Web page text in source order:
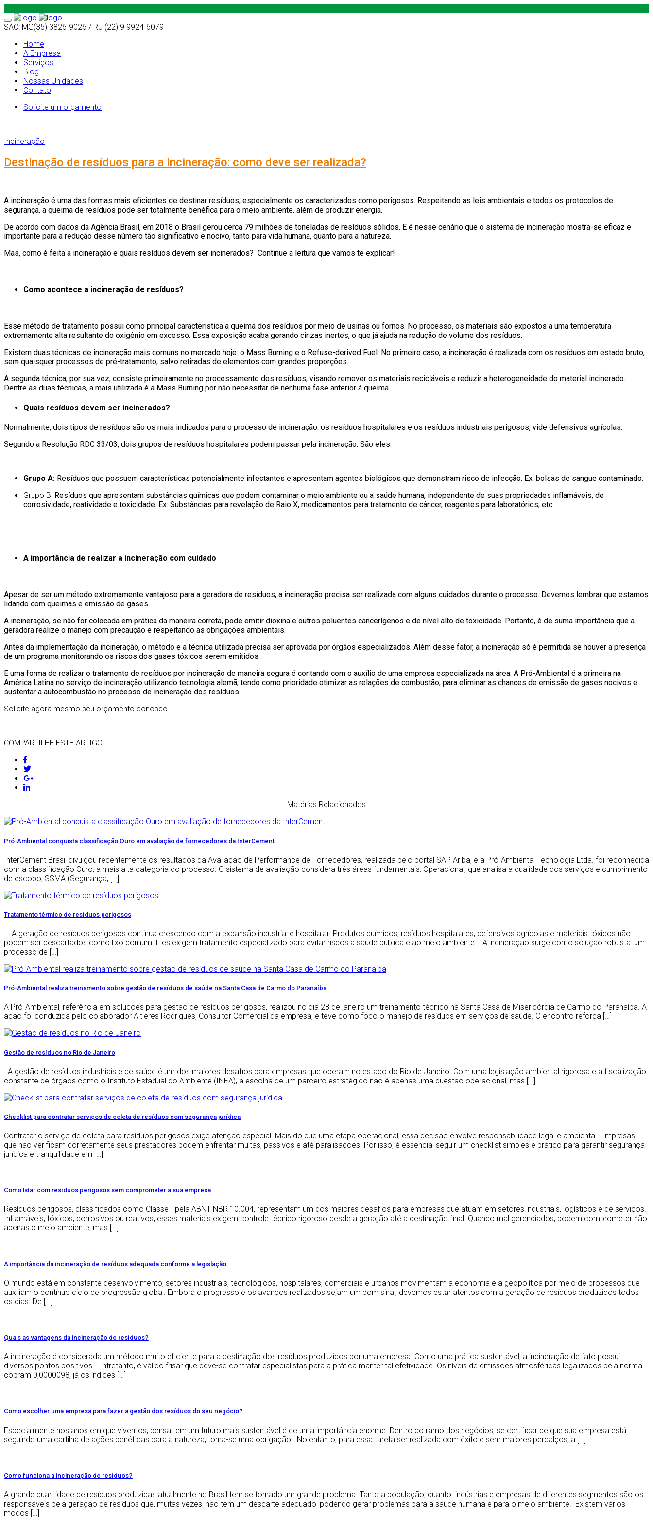
Toggle
navigation
SAC: MG(35) 3826-9026 / RJ (22) 9 9924-6079
Home
A Empresa
Serviços
Blog
Nossas Unidades
Contato
Solicite um orçamento
Incineração
Destinação de resíduos para a incineração: como deve ser realizada?
A incineração é uma das formas mais eficientes de destinar resíduos, especialmente os caracterizados como perigosos. Respeitando as leis ambientais e todos os protocolos de
segurança, a queima de resíduos pode ser totalmente benéfica para o meio ambiente, além de produzir energia.
De acordo com dados da Agência Brasil, em 2018 o Brasil gerou cerca 79 milhões de toneladas de resíduos sólidos. E é nesse cenário que o sistema de incineração mostra-se eficaz e
importante para a redução desse número tão significativo e nocivo, tanto para vida humana, quanto para a natureza.
Mas, como é feita a incineração e quais resíduos devem ser incinerados? Continue a leitura que vamos te explicar!
Como acontece a incineração de resíduos?
Esse método de tratamento possui como principal característica a queima dos resíduos por meio de usinas ou fornos. No processo, os materiais são expostos a uma temperatura
extremamente alta resultante do oxigênio em excesso. Essa exposição acaba gerando cinzas inertes, o que já ajuda na redução de volume dos resíduos.
Existem duas técnicas de incineração mais comuns no mercado hoje: o Mass Burning e o Refuse-derived Fuel. No primeiro caso, a incineração é realizada com os resíduos em estado bruto,
sem quaisquer processos de pré-tratamento, salvo retiradas de elementos com grandes proporções.
A segunda técnica, por sua vez, consiste primeiramente no processamento dos resíduos, visando remover os materiais recicláveis e reduzir a heterogeneidade do material incinerado.
Dentre as duas técnicas, a mais utilizada é a Mass Burning por não necessitar de nenhuma fase anterior à queima.
Quais resíduos devem ser incinerados?
Normalmente, dois tipos de resíduos são os mais indicados para o processo de incineração: os resíduos hospitalares e os resíduos industriais perigosos, vide defensivos agrícolas.
Segundo a Resolução RDC 33/03, dois grupos de resíduos hospitalares podem passar pela incineração. São eles:
Grupo A: Resíduos que possuem características potencialmente infectantes e apresentam agentes biológicos que demonstram risco de infecção. Ex: bolsas de sangue contaminado.
Grupo B: Resíduos que apresentam substâncias químicas que podem contaminar o meio ambiente ou a saúde humana, independente de suas propriedades inflamáveis, de
corrosividade, reatividade e toxicidade. Ex: Substâncias para revelação de Raio X, medicamentos para tratamento de câncer, reagentes para laboratórios, etc.
A importância de realizar a incineração com cuidado
Apesar de ser um método extremamente vantajoso para a geradora de resíduos, a incineração precisa ser realizada com alguns cuidados durante o processo. Devemos lembrar que estamos
lidando com queimas e emissão de gases.
A incineração, se não for colocada em prática da maneira correta, pode emitir dioxina e outros poluentes cancerígenos e de nível alto de toxicidade. Portanto, é de suma importância que a
geradora realize o manejo com precaução e respeitando as obrigações ambientais.
Antes da implementação da incineração, o método e a técnica utilizada precisa ser aprovada por órgãos especializados. Além desse fator, a incineração só é permitida se houver a presença
de um programa monitorando os riscos dos gases tóxicos serem emitidos.
E uma forma de realizar o tratamento de resíduos por incineração de maneira segura é contando com o auxílio de uma empresa especializada na área. A Pró-Ambiental é a primeira na
América Latina no serviço de incineração utilizando tecnologia alemã, tendo como prioridade otimizar as relações de combustão, para eliminar as chances de emissão de gases nocivos e
sustentar a autocombustão no processo de incineração dos resíduos.⠀
Solicite agora mesmo seu orçamento conosco.
COMPARTILHE ESTE ARTIGO
Matérias Relacionados
Pró-Ambiental conquista classificação Ouro em avaliação de fornecedores da InterCement
InterCement Brasil divulgou recentemente os resultados da Avaliação de Performance de Fornecedores, realizada pelo portal SAP Ariba, e a Pró-Ambiental Tecnologia Ltda. foi reconhecida
com a classificação Ouro, a mais alta categoria do processo. O sistema de avaliação considera três áreas fundamentais: Operacional, que analisa a qualidade dos serviços e cumprimento
de escopo; SSMA (Segurança, […]
Tratamento térmico de resíduos perigosos
A geração de resíduos perigosos continua crescendo com a expansão industrial e hospitalar. Produtos químicos, resíduos hospitalares, defensivos agrícolas e materiais tóxicos não
podem ser descartados como lixo comum. Eles exigem tratamento especializado para evitar riscos à saúde pública e ao meio ambiente. A incineração surge como solução robusta: um
processo de […]
Pró-Ambiental realiza treinamento sobre gestão de resíduos de saúde na Santa Casa de Carmo do Paranaíba
A Pró-Ambiental, referência em soluções para gestão de resíduos perigosos, realizou no dia 28 de janeiro um treinamento técnico na Santa Casa de Misericórdia de Carmo do Paranaíba. A
ação foi conduzida pelo colaborador Altieres Rodrigues, Consultor Comercial da empresa, e teve como foco o manejo de resíduos em serviços de saúde. O encontro reforça […]
Gestão de resíduos no Rio de Janeiro
A gestão de resíduos industriais e de saúde é um dos maiores desafios para empresas que operam no estado do Rio de Janeiro. Com uma legislação ambiental rigorosa e a fiscalização
constante de órgãos como o Instituto Estadual do Ambiente (INEA), a escolha de um parceiro estratégico não é apenas uma questão operacional, mas […]
Checklist para contratar serviços de coleta de resíduos com segurança jurídica
Contratar o serviço de coleta para resíduos perigosos exige atenção especial. Mais do que uma etapa operacional, essa decisão envolve responsabilidade legal e ambiental. Empresas
que não verificam corretamente seus prestadores podem enfrentar multas, passivos e até paralisações. Por isso, é essencial seguir um checklist simples e prático para garantir segurança
jurídica e tranquilidade em […]
Como lidar com resíduos perigosos sem comprometer a sua empresa
Resíduos perigosos, classificados como Classe I pela ABNT NBR 10.004, representam um dos maiores desafios para empresas que atuam em setores industriais, logísticos e de serviços.
Inflamáveis, tóxicos, corrosivos ou reativos, esses materiais exigem controle técnico rigoroso desde a geração até a destinação final. Quando mal gerenciados, podem comprometer não
apenas o meio ambiente, mas […]
A importância da incineração de resíduos adequada conforme a legislação
O mundo está em constante desenvolvimento, setores industriais, tecnológicos, hospitalares, comerciais e urbanos movimentam a economia e a geopolítica por meio de processos que
auxiliam o contínuo ciclo de progressão global. Embora o progresso e os avanços realizados sejam um bom sinal, devemos estar atentos com a geração de resíduos produzidos todos
os dias. De […]
Quais as vantagens da incineração de resíduos?
A incineração é considerada um método muito eficiente para a destinação dos resíduos produzidos por uma empresa. Como uma prática sustentável, a incineração de fato possui
diversos pontos positivos. Entretanto, é válido frisar que deve-se contratar especialistas para a prática manter tal efetividade. Os níveis de emissões atmosféricas legalizados pela norma
cobram 0,0000098, já os índices […]
Como escolher uma empresa para fazer a gestão dos resíduos do seu negócio?
Especialmente nos anos em que vivemos, pensar em um futuro mais sustentável é de uma importância enorme. Dentro do ramo dos negócios, se certificar de que sua empresa está
seguindo uma cartilha de ações benéficas para a natureza, torna-se uma obrigação. No entanto, para essa tarefa ser realizada com êxito e sem maiores percalços, a […]
Como funciona a incineração de resíduos?
A grande quantidade de resíduos produzidas atualmente no Brasil tem se tornado um grande problema. Tanto a população, quanto indústrias e empresas de diferentes segmentos são os
responsáveis pela geração de resíduos que, muitas vezes, não tem um descarte adequado, podendo gerar problemas para a saúde humana e para o meio ambiente. Existem vários
modos […]